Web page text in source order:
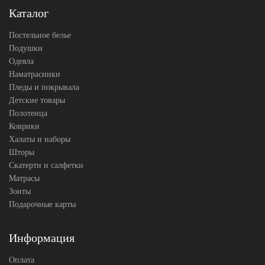
Каталог
Постельное белье
Подушки
Одеяла
Наматрасники
Пледы и покрывала
Детские товары
Полотенца
Коврики
Халаты и наборы
Шторы
Скатерти и салфетки
Матрасы
Зонты
Подарочные карты
Информация
Оплата